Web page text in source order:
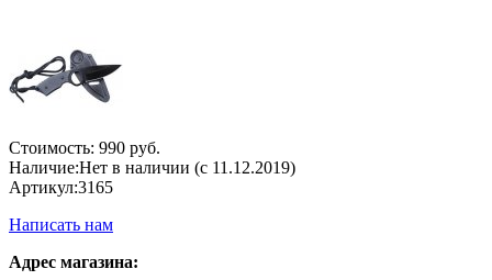
Стоимость: 990 руб.
Наличие:Нет в наличии (с 11.12.2019)
Артикул:3165
Написать нам
Адрес магазина: